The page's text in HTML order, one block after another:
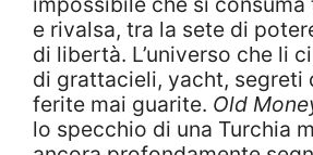
e rivalsa, tra la sete di
di libertà. L’universo che li
di grattacieli, yacht, segreti
ferite mai guarite. Old
lo specchio di una Turchia